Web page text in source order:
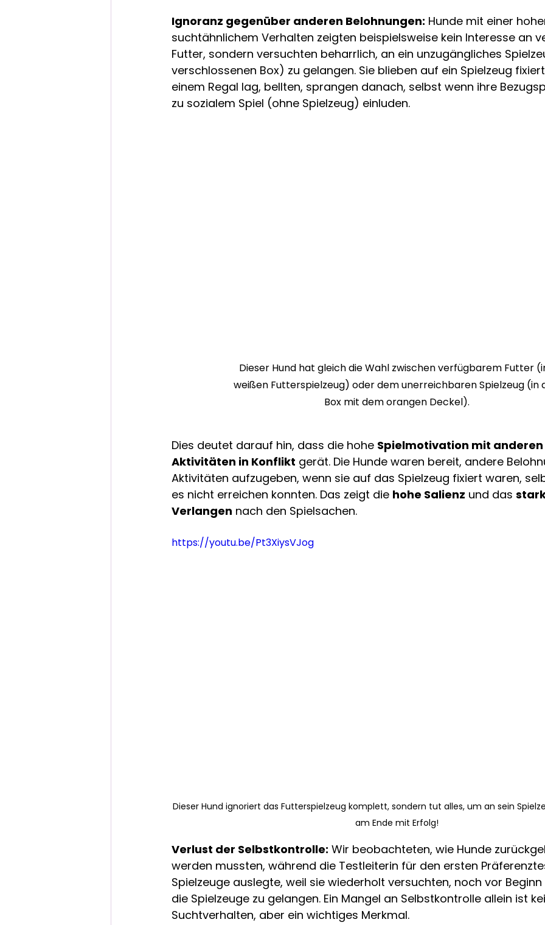
Ignoranz gegenüber anderen Belohnungen: Hunde mit einer
suchtähnlichem Verhalten zeigten beispielsweise kein Interesse an
Futter, sondern versuchten beharrlich, an ein unzugängliches
verschlossenen Box) zu gelangen. Sie blieben auf ein Spielzeug
einem Regal lag, bellten, sprangen danach, selbst wenn ihre
zu sozialem Spiel (ohne Spielzeug) einluden.
Dieser Hund hat gleich die Wahl zwischen verfügbarem Futter
weißen Futterspielzeug) oder dem unerreichbaren Spielzeug (in
Box mit dem orangen Deckel).
Dies deutet darauf hin, dass die hohe Spielmotivation mit
Aktivitäten in Konflikt gerät. Die Hunde waren bereit, andere
Aktivitäten aufzugeben, wenn sie auf das Spielzeug fixiert waren,
es nicht erreichen konnten. Das zeigt die hohe Salienz und das
Verlangen nach den Spielsachen.
https://youtu.be/Pt3XiysVJog
Dieser Hund ignoriert das Futterspielzeug komplett, sondern tut alles, um an sein
am Ende mit Erfolg!
Verlust der Selbstkontrolle: Wir beobachteten, wie Hunde
werden mussten, während die Testleiterin für den ersten
Spielzeuge auslegte, weil sie wiederholt versuchten, noch vor
die Spielzeuge zu gelangen. Ein Mangel an Selbstkontrolle allein ist
Suchtverhalten, aber ein wichtiges Merkmal.